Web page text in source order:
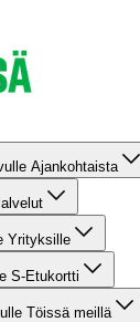
Ajankohtaista
Yrityksille
S-Etukortti
Töissä meillä